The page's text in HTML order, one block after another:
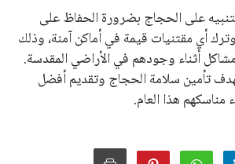
على الحجاج بضرورة الحفاظ على
أي مقتنيات قيمة في أماكن آمنة، وذلك
أثناء وجودهم في الأراضي المقدسة.
تأمين سلامة الحجاج وتقديم أفضل
مناسكهم هذا العام.